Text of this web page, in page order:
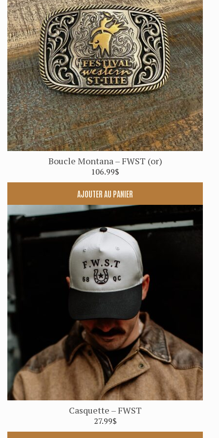
Boucle Montana – FWST (or)
106.99$
AJOUTER AU PANIER
Casquette – FWST
27.99$